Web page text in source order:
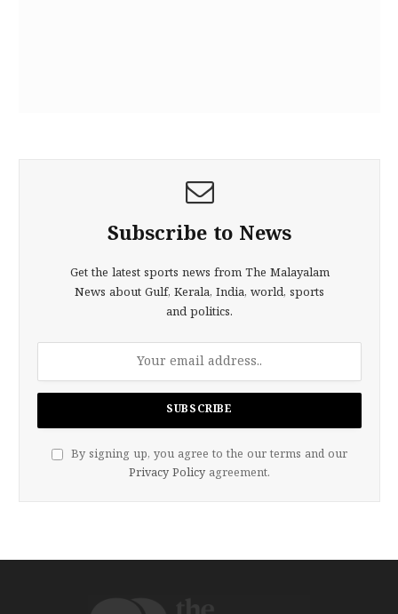
Subscribe to News
Get the latest sports news from The Malayalam
News about Gulf, Kerala, India, world, sports
and politics.
By signing up, you agree to the our terms and our
Privacy Policy agreement.